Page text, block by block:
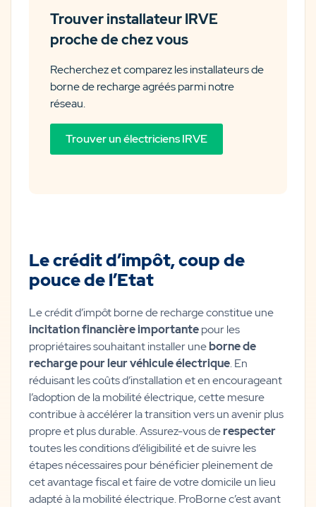
Trouver installateur IRVE
proche de chez vous
Recherchez et comparez les installateurs de
borne de recharge agréés parmi notre
réseau.
Trouver un électriciens IRVE
Le crédit d’impôt, coup de
pouce de l’Etat
Le crédit d’impôt borne de recharge constitue une
incitation financière importantepour les
propriétaires souhaitant installer uneborne de
recharge pour leur véhicule électrique. En
réduisant les coûts d’installation et en encourageant
l’adoption de la mobilité électrique, cette mesure
contribue à accélérer la transition vers un avenir plus
propre et plus durable. Assurez-vous derespecter
toutes les conditions d’éligibilité et de suivre les
étapes nécessaires pour bénéficier pleinement de
cet avantage fiscal et faire de votre domicile un lieu
adapté à la mobilité électrique. ProBorne c’est avant